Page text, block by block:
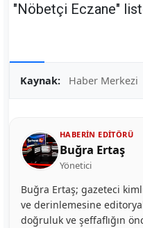
"Nöbetçi Eczane"
Kaynak: Haber Merkezi
HABERIN EDITÖRÜ
Buğra Ertaş
Yönetici
Buğra Ertaş; gazeteci
ve derinlemesine
doğruluk ve şeffaflığın